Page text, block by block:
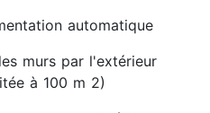
automatique
murs par l'extérieur
à 100 m 2)